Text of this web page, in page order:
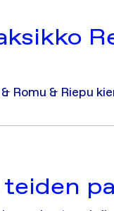
Romu & Riepu
teiden